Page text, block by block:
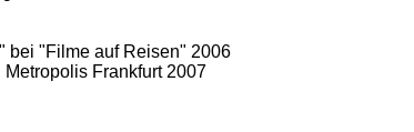
bei "Filme auf Reisen" 2006
Frankfurt 2007